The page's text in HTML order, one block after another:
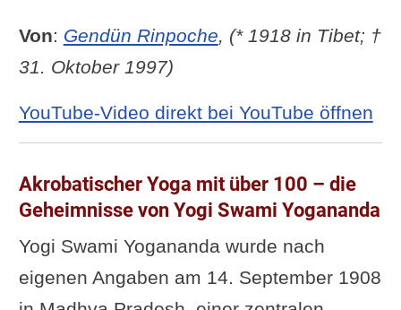
wichtige Punkte zur Meditation
Video: Meditation in den
Vortrag: Meditation und die
Phänomene im Gehirn
Ist Achtsamkeit/Meditation für
jeden Menschen zu
empfehlen?
Meditation mit Kerze – 1
Von: Gendün Rinpoche, (* 1918 in Tibet; †
31. Oktober 1997)
YouTube-Video direkt bei YouTube öffnen
Akrobatischer Yoga mit über 100 – die
Geheimnisse von Yogi Swami Yogananda
Yogi Swami Yogananda wurde nach
eigenen Angaben am 14. September 1908